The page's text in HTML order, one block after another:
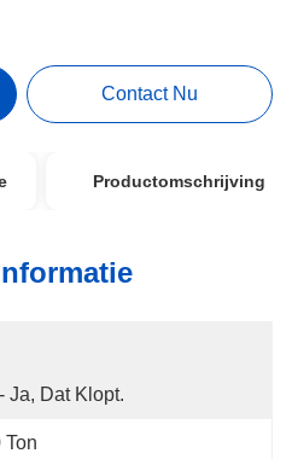
Contact Nu
Productomschrijving
- Ja, Dat Klopt.
Ton